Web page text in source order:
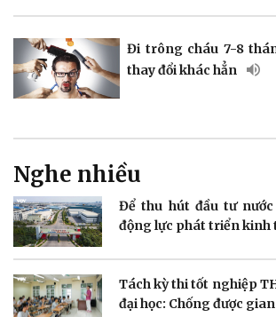
Thể thao
Bóng đá
Thế giới thể thao
Hậu trường
Ô tô - Xe
Tư vấn
Doanh nghiệp
Công
Đi trông cháu 7-8
thay đổi khác hẳn
Nghe nhiều
Để thu hút đầu tư
động lực phát triển kinh
Tách kỳ thi tốt nghiệp
đại học: Chống được